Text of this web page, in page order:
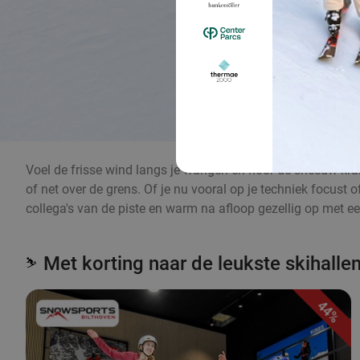
Voel de frisse wind langs je wangen en hoor de sneeuw
of net over de grens. Of je nu vooral op je techniek focust
collega's van de piste en warm na afloop gezellig op met
⛷️ Met korting naar de leukste skihallen
44%